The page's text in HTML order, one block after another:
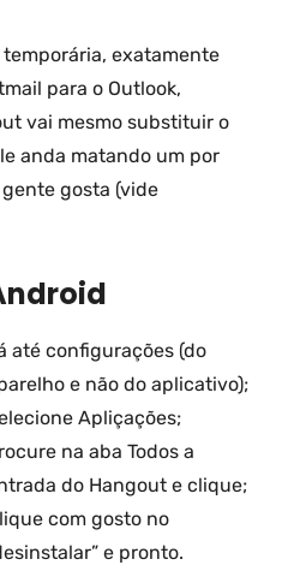
exatamente
para o Outlook,
vai mesmo substituir o
anda matando um por
gosta (vide
até configurações (do
e não do aplicativo);
Apliçações;
na aba Todos a
do Hangout e clique;
com gosto no
e pronto.